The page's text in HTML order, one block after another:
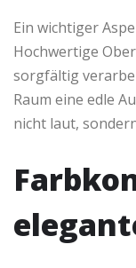
Ein wichtiger
Hochwertige
sorgfältig
Raum eine edle
nicht laut,